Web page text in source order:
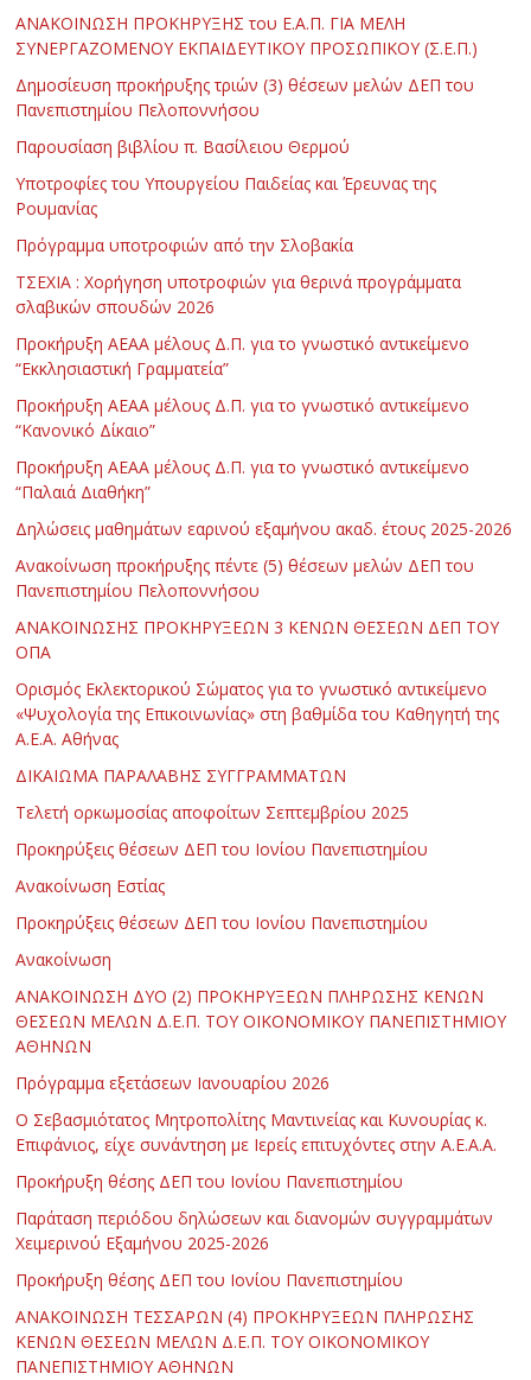
ΑΝΑΚΟΙΝΩΣΗ ΠΡΟΚΗΡΥΞΗΣ του Ε.Α.Π. ΓΙΑ ΜΕΛΗ
ΣΥΝΕΡΓΑΖΟΜΕΝΟΥ ΕΚΠΑΙΔΕΥΤΙΚΟΥ ΠΡΟΣΩΠΙΚΟΥ (Σ.Ε.Π.)
Δημοσίευση προκήρυξης τριών (3) θέσεων μελών ΔΕΠ του
Πανεπιστημίου Πελοποννήσου
Παρουσίαση βιβλίου π. Βασίλειου Θερμού
Υποτροφίες του Υπουργείου Παιδείας και Έρευνας της
Ρουμανίας
Πρόγραμμα υποτροφιών από την Σλοβακία
ΤΣΕΧΙΑ : Χορήγηση υποτροφιών για θερινά προγράμματα
σλαβικών σπουδών 2026
Προκήρυξη ΑΕΑΑ μέλους Δ.Π. για το γνωστικό αντικείμενο
“Εκκλησιαστική Γραμματεία”
Προκήρυξη ΑΕΑΑ μέλους Δ.Π. για το γνωστικό αντικείμενο
“Κανονικό Δίκαιο”
Προκήρυξη ΑΕΑΑ μέλους Δ.Π. για το γνωστικό αντικείμενο
“Παλαιά Διαθήκη”
Δηλώσεις μαθημάτων εαρινού εξαμήνου ακαδ. έτους 2025-2026
Ανακοίνωση προκήρυξης πέντε (5) θέσεων μελών ΔΕΠ του
Πανεπιστημίου Πελοποννήσου
ΑΝΑΚΟΙΝΩΣΗΣ ΠΡΟΚΗΡΥΞΕΩΝ 3 ΚΕΝΩΝ ΘΕΣΕΩΝ ΔΕΠ ΤΟΥ
ΟΠΑ
Ορισμός Εκλεκτορικού Σώματος για το γνωστικό αντικείμενο
«Ψυχολογία της Επικοινωνίας» στη βαθμίδα του Καθηγητή της
Α.Ε.Α. Αθήνας
ΔΙΚΑΙΩΜΑ ΠΑΡΑΛΑΒΗΣ ΣΥΓΓΡΑΜΜΑΤΩΝ
Τελετή ορκωμοσίας αποφοίτων Σεπτεμβρίου 2025
Προκηρύξεις θέσεων ΔΕΠ του Ιονίου Πανεπιστημίου
Ανακοίνωση Εστίας
Προκηρύξεις θέσεων ΔΕΠ του Ιονίου Πανεπιστημίου
Ανακοίνωση
ΑΝΑΚΟΙΝΩΣΗ ΔΥΟ (2) ΠΡΟΚΗΡΥΞΕΩΝ ΠΛΗΡΩΣΗΣ ΚΕΝΩΝ
ΘΕΣΕΩΝ ΜΕΛΩΝ Δ.Ε.Π. ΤΟΥ ΟΙΚΟΝΟΜΙΚΟΥ ΠΑΝΕΠΙΣΤΗΜΙΟΥ
ΑΘΗΝΩΝ
Πρόγραμμα εξετάσεων Ιανουαρίου 2026
Ο Σεβασμιότατος Μητροπολίτης Μαντινείας και Κυνουρίας κ.
Επιφάνιος, είχε συνάντηση με Ιερείς επιτυχόντες στην Α.Ε.Α.Α.
Προκήρυξη θέσης ΔΕΠ του Ιονίου Πανεπιστημίου
Παράταση περιόδου δηλώσεων και διανομών συγγραμμάτων
Χειμερινού Εξαμήνου 2025-2026
Προκήρυξη θέσης ΔΕΠ του Ιονίου Πανεπιστημίου
ΑΝΑΚΟΙΝΩΣΗ ΤΕΣΣΑΡΩΝ (4) ΠΡΟΚΗΡΥΞΕΩΝ ΠΛΗΡΩΣΗΣ
ΚΕΝΩΝ ΘΕΣΕΩΝ ΜΕΛΩΝ Δ.Ε.Π. ΤΟΥ ΟΙΚΟΝΟΜΙΚΟΥ
ΠΑΝΕΠΙΣΤΗΜΙΟΥ ΑΘΗΝΩΝ